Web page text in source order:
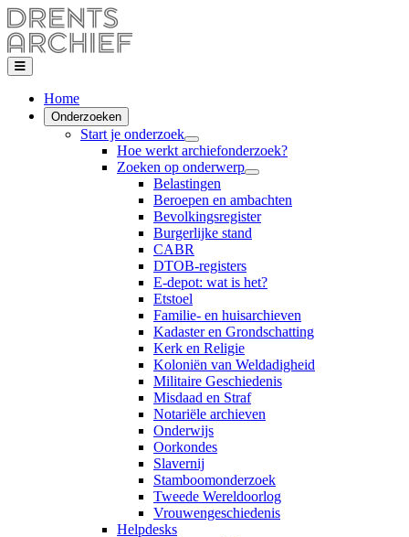
Home
Onderzoeken
Start je onderzoek
Hoe werkt archiefonderzoek?
Zoeken op onderwerp
Belastingen
Beroepen en ambachten
Bevolkingsregister
Burgerlijke stand
CABR
DTOB-registers
E-depot: wat is het?
Etstoel
Familie- en huisarchieven
Kadaster en Grondschatting
Kerk en Religie
Koloniën van Weldadigheid
Militaire Geschiedenis
Misdaad en Straf
Notariële archieven
Onderwijs
Oorkondes
Slavernij
Stamboomonderzoek
Tweede Wereldoorlog
Vrouwengeschiedenis
Helpdesks